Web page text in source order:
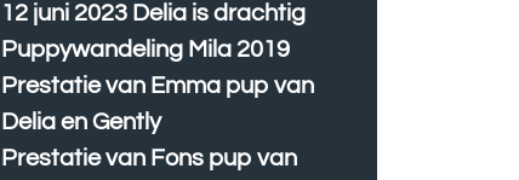
12 juni 2023 Delia is drachtig
Puppywandeling Mila 2019
Prestatie van Emma pup van
Delia en Gently
Prestatie van Fons pup van